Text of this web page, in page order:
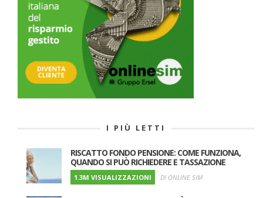
I PIÙ LETTI
RISCATTO FONDO PENSIONE: COME FUNZIONA,
QUANDO SI PUÒ RICHIEDERE E TASSAZIONE
1.3M VISUALIZZAZIONI DI ONLINE SIM